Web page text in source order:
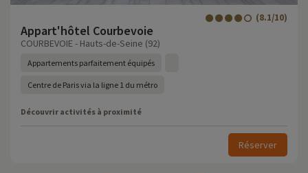
Appart'hôtel Courbevoie
(8.1/10)
COURBEVOIE - Hauts-de-Seine (92)
Appartements parfaitement équipés
Centre de Paris via la ligne 1 du métro
Découvrir activités à proximité
Réserver